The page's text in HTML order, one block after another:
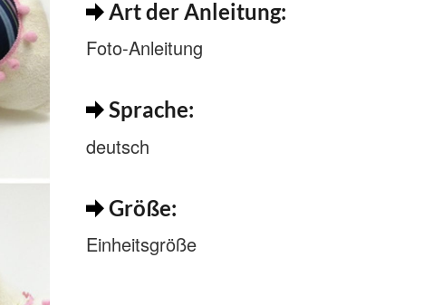
Art der Anleitung:
Foto-Anleitung
Sprache:
deutsch
Größe:
Einheitsgröße